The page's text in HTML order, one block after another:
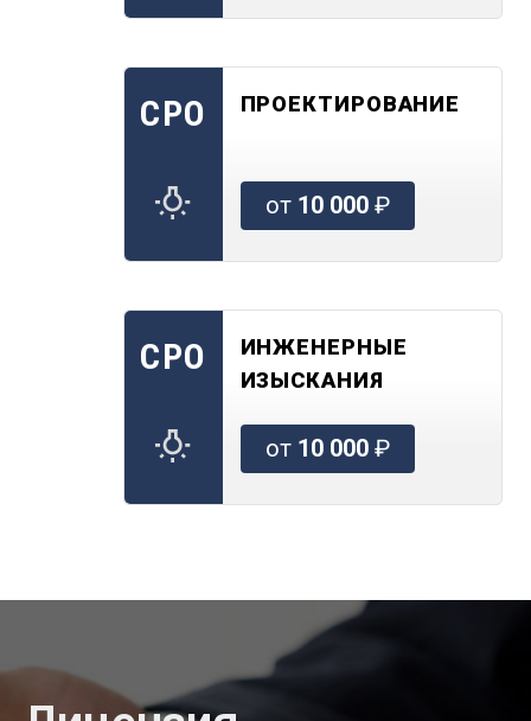
СРО ПРОЕКТИРОВАНИЕ
от 10 000₽
СРО
ИНЖЕНЕРНЫЕ
ИЗЫСКАНИЯ
от 10 000₽